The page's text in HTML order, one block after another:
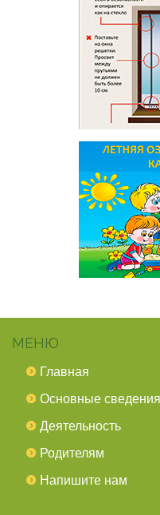
МЕНЮ
Главная
Основные сведения
Деятельность
Родителям
Напишите нам